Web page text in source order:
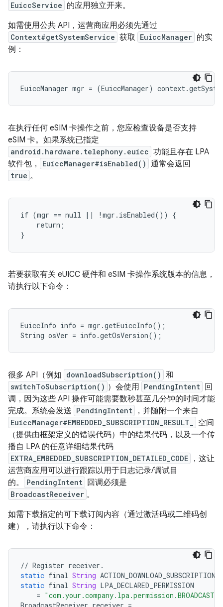
EuiccService 的应用独立开来。
如需使用公共 API，运营商应用必须先通过
Context#getSystemService 获取 EuiccManager 的实
例：
在执行任何 eSIM 卡操作之前，您应检查设备是否支持
eSIM 卡。如果系统已指定
android.hardware.telephony.euicc 功能且存在 LPA
软件包，
EuiccManager#isEnabled() 通常会返回
true 。
if (mgr == null || !mgr.isEnabled()) {
    return;
若要获取有关 eUICC 硬件和 eSIM 卡操作系统版本的信息，
请执行以下命令：
EuiccInfo info = mgr.getEuiccInfo();
很多 API（例如 downloadSubscription() 和
switchToSubscription() ）会使用 PendingIntent 回
调，因为这些 API 操作可能需要数秒甚至几分钟的时间才能
完成。系统会发送 PendingIntent ，并随附一个来自
EuiccManager#EMBEDDED_SUBSCRIPTION_RESULT_
空间
（提供由框架定义的错误代码）中的结果代码，以及一个传
播自 LPA 的任意详细结果代码
EXTRA_EMBEDDED_SUBSCRIPTION_DETAILED_CODE
，这让
运营商应用可以进行跟踪以用于日志记录/调试目
的。
PendingIntent 回调必须是
BroadcastReceiver 。
如需下载指定的可下载订阅内容（通过激活码或二维码创
建），请执行以下命令：
// Register receiver .
static final String ACTION_DOWNLOAD_SUBSCRIPTION
static final String LPA_DECLARED_PERMISSION
= "com.your.company.lpa.permission.BROADCAST"